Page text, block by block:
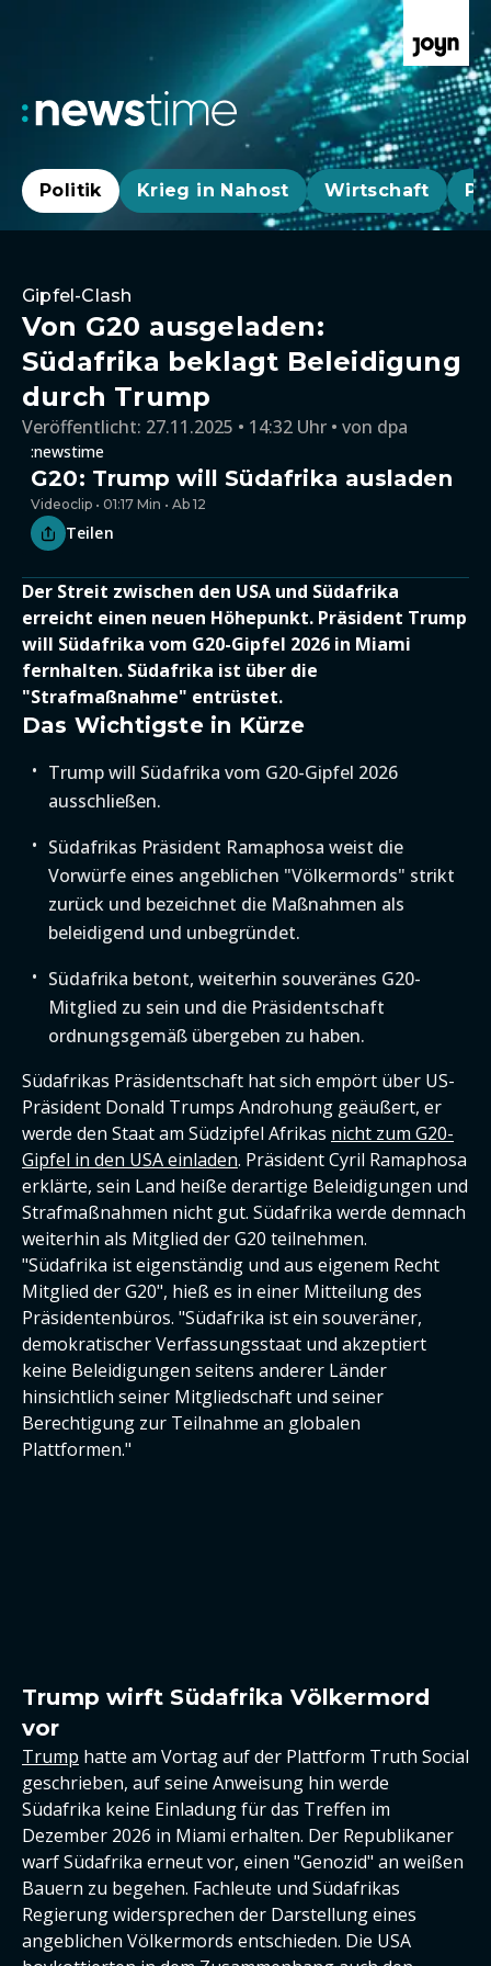
Politik Krieg in Nahost Wirtschaft
Gipfel-Clash
Von G20 ausgeladen:
Südafrika beklagt Beleidigung
durch Trump
Veröffentlicht: 27.11.2025 • 14:32 Uhr von dpa
:newstime
G20: Trump will Südafrika ausladen
Videoclip • 01:17 Min • Ab 12
Teilen
Der Streit zwischen den USA und Südafrika
erreicht einen neuen Höhepunkt. Präsident Trump
will Südafrika vom G20-Gipfel 2026 in Miami
fernhalten. Südafrika ist über die
"Strafmaßnahme" entrüstet.
Das Wichtigste in Kürze
Trump will Südafrika vom G20-Gipfel 2026
ausschließen.
Südafrikas Präsident Ramaphosa weist die
Vorwürfe eines angeblichen "Völkermords" strikt
zurück und bezeichnet die Maßnahmen als
beleidigend und unbegründet.
Südafrika betont, weiterhin souveränes G20-
Mitglied zu sein und die Präsidentschaft
ordnungsgemäß übergeben zu haben.
Südafrikas Präsidentschaft hat sich empört über US-
Präsident Donald Trumps Androhung geäußert, er
werde den Staat am Südzipfel Afrikas nicht zum G20-
Gipfel in den USA einladen. Präsident Cyril Ramaphosa
erklärte, sein Land heiße derartige Beleidigungen und
Strafmaßnahmen nicht gut. Südafrika werde demnach
weiterhin als Mitglied der G20 teilnehmen.
"Südafrika ist eigenständig und aus eigenem Recht
Mitglied der G20", hieß es in einer Mitteilung des
Präsidentenbüros. "Südafrika ist ein souveräner,
demokratischer Verfassungsstaat und akzeptiert
keine Beleidigungen seitens anderer Länder
hinsichtlich seiner Mitgliedschaft und seiner
Berechtigung zur Teilnahme an globalen
Plattformen."
Trump wirft Südafrika Völkermord
vor
Trump hatte am Vortag auf der Plattform Truth Social
geschrieben, auf seine Anweisung hin werde
Südafrika keine Einladung für das Treffen im
Dezember 2026 in Miami erhalten. Der Republikaner
warf Südafrika erneut vor, einen "Genozid" an weißen
Bauern zu begehen. Fachleute und Südafrikas
Regierung widersprechen der Darstellung eines
angeblichen Völkermords entschieden. Die USA